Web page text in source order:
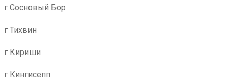
г Сосновый Бор
г Тихвин
г Кириши
г Кингисепп